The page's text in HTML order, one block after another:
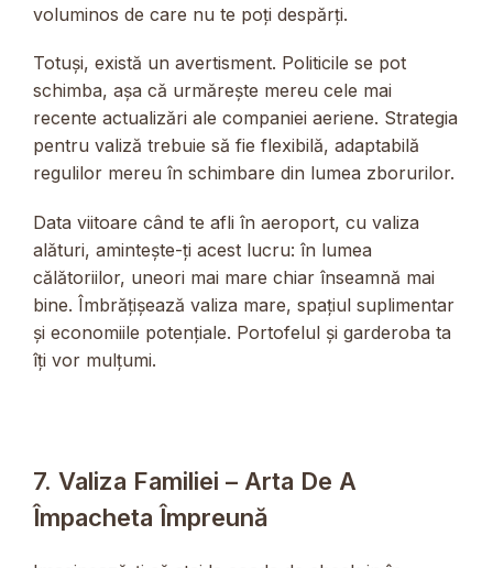
voluminos de care nu te poți despărți.
Totuși, există un avertisment. Politicile se pot
schimba, așa că urmărește mereu cele mai
recente actualizări ale companiei aeriene. Strategia
pentru valiză trebuie să fie flexibilă, adaptabilă
regulilor mereu în schimbare din lumea zborurilor.
Data viitoare când te afli în aeroport, cu valiza
alături, amintește-ți acest lucru: în lumea
călătoriilor, uneori mai mare chiar înseamnă mai
bine. Îmbrățișează valiza mare, spațiul suplimentar
și economiile potențiale. Portofelul și garderoba ta
îți vor mulțumi.
7. Valiza Familiei – Arta De A
Împacheta Împreună